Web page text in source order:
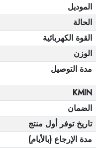
الموديل
الحالة
القوة الكهربائية
الوزن
مدة التوصيل
KMIN
الضمان
تاريخ توفر أول منتج
مدة الإرجاع (بالأيام)